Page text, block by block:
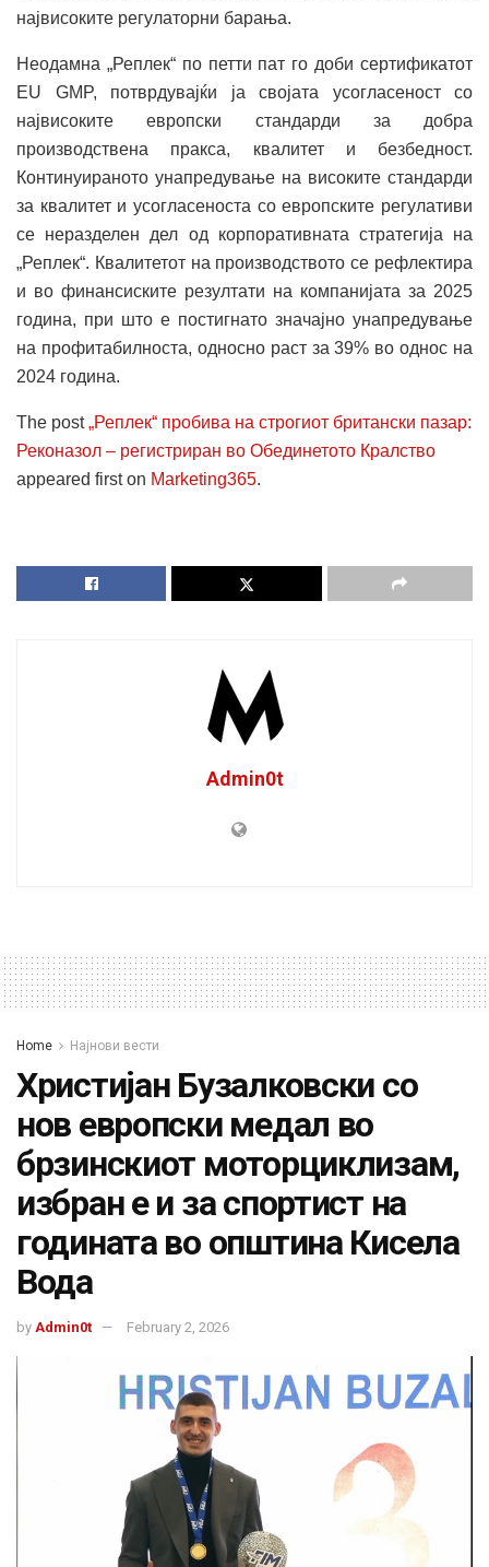
највисоките регулаторни барања.
Неодамна „Реплек“ по петти пат го доби сертификатот
EU GMP, потврдувајќи ја својата усогласеност со
највисоките европски стандарди за добра
производствена пракса, квалитет и безбедност.
Континуираното унапредување на високите стандарди
за квалитет и усогласеноста со европските регулативи
се неразделен дел од корпоративната стратегија на
„Реплек“. Квалитетот на производството се рефлектира
и во финансиските резултати на компанијата за 2025
година, при што е постигнато значајно унапредување
на профитабилноста, односно раст за 39% во однос на
2024 година.
The post„Реплек“ пробива на строгиот британски пазар:
Реконазол – регистриран во Обединетото Кралство
appeared first on Marketing365.
Admin0t
Home Најнови вести
Христијан Бузалковски со
нов европски медал во
брзинскиот моторциклизам,
избран е и за спортист на
годината во општина Кисела
Вода
by Admin0t February 2, 2026